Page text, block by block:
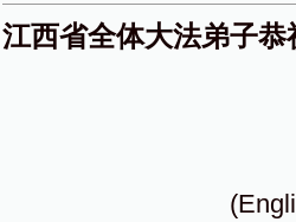
江西省全体大法弟子